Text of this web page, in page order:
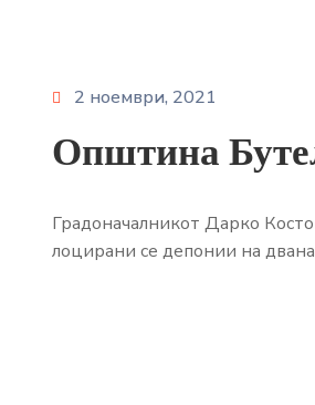
2 ноември, 2021
Општина
Градоначалникот Дарко
лоцирани се депонии на